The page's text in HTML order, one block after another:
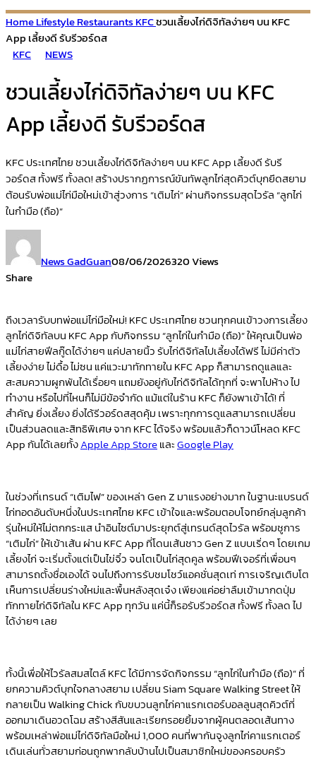
HomeLifestyleRestaurantsKFCชวนเลี้ยงไก่ดิจิทัลง่ายๆ บน KFC
App เลี้ยงดี รับรีวอร์ดส
KFC
NEWS
ชวนเลี้ยงไก่ดิจิทัลง่ายๆ บน KFC
App เลี้ยงดี รับรีวอร์ดส
KFC ประเทศไทย ชวนเลี้ยงไก่ดิจิทัลง่ายๆ บน KFC App เลี้ยงดี รับรี
วอร์ดส ทั้งฟรี ทั้งลด! สร้างปรากฏการณ์ขันทัพลูกไก่สุดคิวต์บุกยึดสยาม
ต้อนรับพ่อแม่ไก่มือใหม่เข้าสู่วงการ “เติมไก่” ผ่านกิจกรรมสุดไวรัล “ลูกไก่
ในกำมือ (ถือ)”
News GadGuan08/06/2026320 Views
Share
ถึงเวลารับบทพ่อแม่ไก่มือใหม่!KFCประเทศไทยชวนทุกคนเข้าวงการเลี้ยง
ลูกไก่ดิจิทัลบน KFC Appกับกิจกรรม “ลูกไก่ในกำมือ (ถือ)” ให้คุณเป็นพ่อ
แม่ไก่สายฟีลกู๊ดได้ง่ายๆ แค่ปลายนิ้ว รับไก่ดิจิทัลไปเลี้ยงได้ฟรี ไม่มีค่าตัว
เลี้ยงง่าย ไม่ดื้อ ไม่ซน แค่แวะมาทักทายใน KFC Appก็สามารถดูแลและ
สะสมความผูกพันได้เรื่อยๆ แถมยังอยู่กับไก่ดิจิทัลได้ทุกที่ จะพาไปห้าง ไป
ทำงาน หรือไปที่ไหนก็ไม่มีข้อจำกัด แม้แต่ในร้าน KFCก็ยังพาเข้าได้! ที่
สำคัญ ยิ่งเลี้ยง ยิ่งได้รีวอร์ดสสุดคุ้ม เพราะทุกการดูแลสามารถเปลี่ยน
เป็นส่วนลดและสิทธิพิเศษ จาก KFCได้จริง พร้อมแล้วก็ดาวน์โหลด KFC
Appกันได้เลยทั้งApple App StoreและGoogle Play
ในช่วงที่เทรนด์ “เติมไฟ” ของเหล่า Gen Z มาแรงอย่างมาก ในฐานะแบรนด์
ไก่ทอดอันดับหนึ่งในประเทศไทย KFC เข้าใจและพร้อมตอบโจทย์กลุ่มลูกค้า
รุ่นใหม่ให้ไม่ตกกระแส นำอินไซต์มาประยุกต์สู่เทรนด์สุดไวรัล พร้อมชูการ
“เติมไก่” ให้เข้าเส้น ผ่าน KFC App ที่โดนเส้นชาว Gen Z แบบเริ่ดๆ โดยเกม
เลี้ยงไก่ จะเริ่มตั้งแต่เป็นไข่จิ๋ว จนโตเป็นไก่สุดคูล พร้อมฟีเจอร์ที่เพื่อนๆ
สามารถตั้งชื่อเองได้ จนไปถึงการรับชมโชว์แอคชั่นสุดเท่ การเจริญเติบโต
เห็นการเปลี่ยนร่างใหม่และพื้นหลังสุดเจ๋ง เพียงแค่อย่าลืมเข้ามากดปุ่ม
ทักทายไก่ดิจิทัลใน KFC App ทุกวัน แค่นี้ก็รอรับรีวอร์ดส ทั้งฟรี ทั้งลด ไป
ได้ง่ายๆ เลย
ทั้งนี้เพื่อให้ไวรัลสมสไตล์ KFC ได้มีการจัดกิจกรรม “ลูกไก่ในกำมือ (ถือ)” ที่
ยกความคิวต์บุกใจกลางสยาม เปลี่ยน Siam Square Walking Street ให้
กลายเป็น Walking Chick กับขบวนลูกไก่คาแรกเตอร์บอลลูนสุดคิวต์ที่
ออกมาเดินอวดโฉม สร้างสีสันและเรียกรอยยิ้มจากผู้คนตลอดเส้นทาง
พร้อมเหล่าพ่อแม่ไก่ดิจิทัลมือใหม่ 1,000 คนที่พากันจูงลูกไก่คาแรกเตอร์
เดินเล่นทั่วสยามก่อนถูกพากลับบ้านไปเป็นสมาชิกใหม่ของครอบครัว